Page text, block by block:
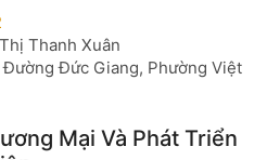
Thanh Xuân
Đường Đức Giang, Phường Việt
Mại Và Phát Triển